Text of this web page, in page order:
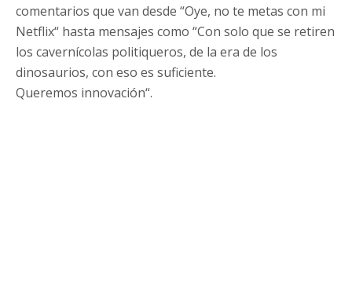
comentarios que van desde “Oye, no te metas con mi
Netflix“ hasta mensajes como “Con solo que se retiren
los cavernícolas politiqueros, de la era de los
dinosaurios, con eso es suficiente.
Queremos innovación“.